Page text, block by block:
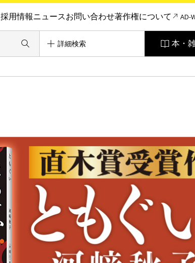
採用情報ニュースお問い合わせ著作権について AD-
詳細検索 本・